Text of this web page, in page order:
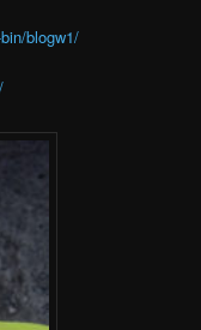
blogw1/